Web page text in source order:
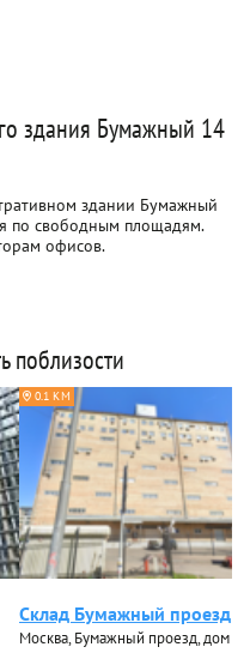
здания Бумажный 14
здании Бумажный
по свободным площадям.
офисов.
поблизости
0.1 КМ
Склад Бумажный проезд
Москва, Бумажный проезд, дом